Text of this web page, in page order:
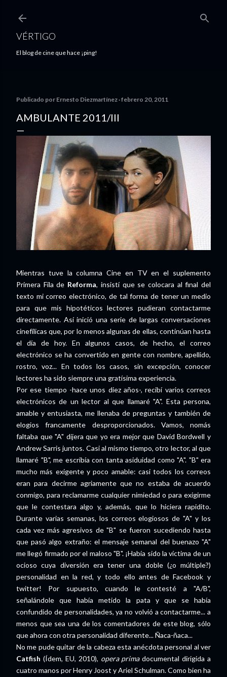
VÉRTIGO
El blog de cine que hace ¡ping!
Publicado por Ernesto Diezmartínez febrero 20, 2011
AMBULANTE 2011/III
Mientras tuve la columna Cine en TV en el suplemento
Primera Fila de Reforma, insistí que se colocara al final del
texto mi correo electrónico, de tal forma de tener un medio
para que mis hipotéticos lectores pudieran contactarme
directamente. Así inició una serie de largas conversaciones
cinefílicas que, por lo menos algunas de ellas, continúan hasta
el día de hoy. En algunos casos, de hecho, el correo
electrónico se ha convertido en gente con nombre, apellido,
rostro, voz... En todos los casos, sin excepción, conocer
lectores ha sido siempre una gratísima experiencia.
Por ese tiempo -hace unos diez años-, recibí varios correos
electrónicos de un lector al que llamaré "A". Esta persona,
amable y entusiasta, me llenaba de preguntas y también de
elogios francamente desproporcionados. Vamos, nomás
faltaba que "A" dijera que yo era mejor que David Bordwell y
Andrew Sarris juntos. Casi al mismo tiempo, otro lector, al que
llamaré "B", me escribía con tanta asiduidad como "A". "B" era
mucho más exigente y poco amable: casi todos los correos
eran para decirme agriamente que no estaba de acuerdo
conmigo, para reclamarme cualquier nimiedad o para exigirme
que le contestara algo y, además, que lo hiciera rapidito.
Durante varias semanas, los correos elogiosos de "A" y los
cada vez más agresivos de "B" se fueron sucediendo hasta
que pasó algo extraño: el mensaje semanal del buenazo "A"
me llegó firmado por el maloso "B". ¡Había sido la víctima de un
ocioso cuya diversión era tener una doble (¿o múltiple?)
personalidad en la red, y todo ello antes de Facebook y
twitter! Por supuesto, cuando le contesté a "A/B",
señalándole que había metido la pata y que se había
confundido de personalidades, ya no volvió a contactarme... a
menos que sea una de los comentadores de este blog, sólo
que ahora con otra personalidad diferente... Ñaca-ñaca...
No me pude quitar de la cabeza esta anécdota personal al ver
Catfish (Ídem, EU, 2010), opera primadocumental dirigida a
cuatro manos por Henry Joost y Ariel Schulman. Como bien ha